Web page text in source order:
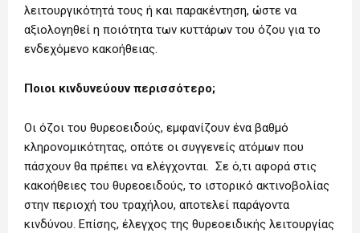
λειτουργικότητά τους ή και παρακέντηση, ώστε να
αξιολογηθεί η ποιότητα των κυττάρων του όζου για το
ενδεχόμενο κακοήθειας.
Ποιοι κινδυνεύουν περισσότερο;
Οι όζοι του θυρεοειδούς, εμφανίζουν ένα βαθμό
κληρονομικότητας, οπότε οι συγγενείς ατόμων που
πάσχουν θα πρέπει να ελέγχονται. Σε ό,τι αφορά στις
κακοήθειες του θυρεοειδούς, το ιστορικό ακτινοβολίας
στην περιοχή του τραχήλου, αποτελεί παράγοντα
κινδύνου. Επίσης, έλεγχος της θυρεοειδικής λειτουργίας